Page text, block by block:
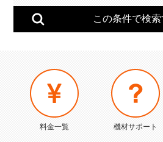
料金一覧 機材サポート